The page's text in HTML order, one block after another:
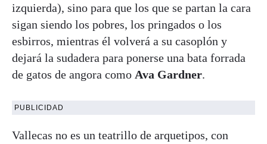
izquierda), sino para que los que se partan la cara
sigan siendo los pobres, los pringados o los
esbirros, mientras él volverá a su casoplón y
dejará la sudadera para ponerse una bata forrada
de gatos de angora como Ava Gardner.
PUBLICIDAD
Vallecas no es un teatrillo de arquetipos, con